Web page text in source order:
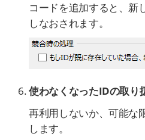
コードを追加すると、新
しなおされます。
使わなくなったIDの取り
再利用しないか、可能な
します。